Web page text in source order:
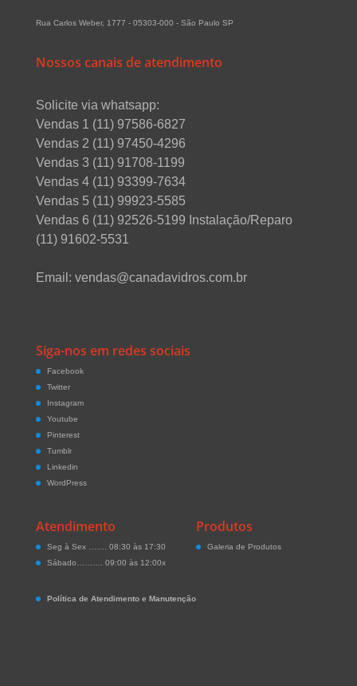
Rua Carlos Weber, 1777 - 05303-000 - São Paulo SP
Nossos canais de atendimento
Solicite via whatsapp:
Vendas 1 (11) 97586-6827
Vendas 2 (11) 97450-4296
Vendas 3 (11) 91708-1199
Vendas 4 (11) 93399-7634
Vendas 5 (11) 99923-5585
Vendas 6 (11) 92526-5199 Instalação/Reparo
(11) 91602-5531
Email: vendas@canadavidros.com.br
Siga-nos em redes sociais
Facebook
Twitter
Instagram
Youtube
Pinterest
Tumblr
Linkedin
WordPress
Atendimento
Seg à Sex ……. 08:30 às 17:30
Sábado………. 09:00 às 12:00x
Política de Atendimento e Manutenção
Produtos
Galeria de Produtos